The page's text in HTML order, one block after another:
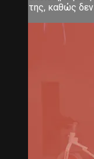
της, καθώς δεν